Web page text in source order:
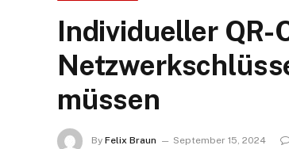
Individueller QR-
müssen
By Felix Braun September 15, 2024